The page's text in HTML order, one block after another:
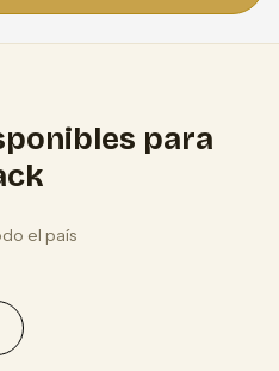
para
el país